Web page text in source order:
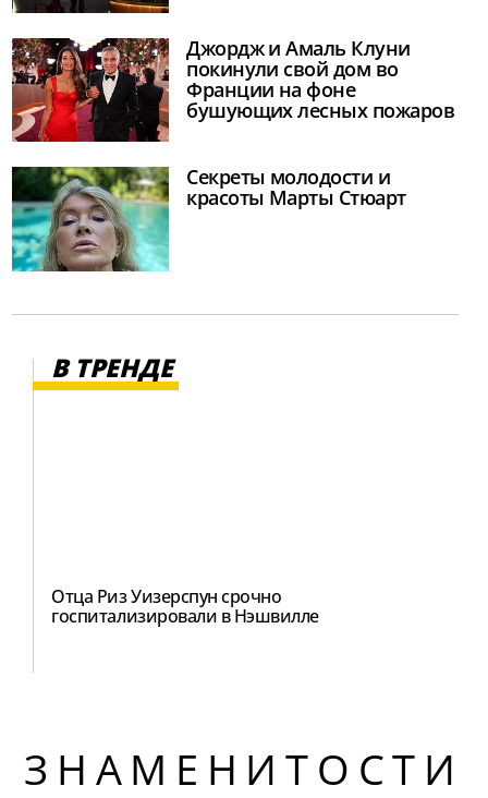
Джордж и Амаль Клуни
покинули свой дом во
Франции на фоне
бушующих лесных пожаров
Секреты молодости и
красоты Марты Стюарт
В ТРЕНДЕ
Отца Риз Уизерспун срочно
госпитализировали в Нэшвилле
ЗНАМЕНИТОСТИ